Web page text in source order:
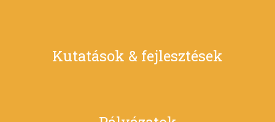
Kutatások & fejlesztések